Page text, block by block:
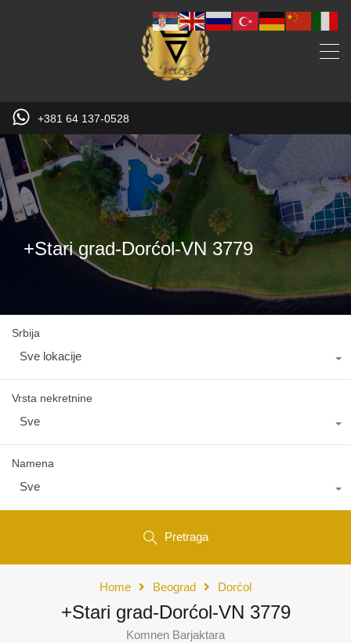
+381 64 137-0528
+Stari grad-Dorćol-VN 3779
Srbija
Sve lokacije
Vrsta nekretnine
Sve
Namena
Sve
Pretraga
Home Beograd Dorćol
+Stari grad-Dorćol-VN 3779
Komnen Barjaktara